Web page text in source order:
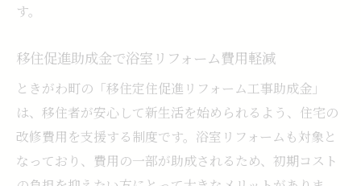
す。
移住促進助成金で浴室リフォーム費用軽減
ときがわ町の「移住定住促進リフォーム工事助成金」
は、移住者が安心して新生活を始められるよう、住宅の
改修費用を支援する制度です。浴室リフォームも対象と
なっており、費用の一部が助成されるため、初期コスト